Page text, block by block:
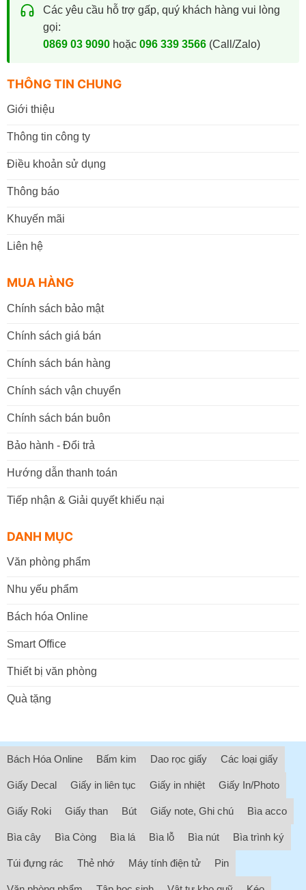
Các yêu cầu hỗ trợ gấp, quý khách hàng vui lòng
gọi:
0869 03 9090hoặc 096 339 3566(Call/Zalo)
THÔNG TIN CHUNG
Giới thiệu
Thông tin công ty
Điều khoản sử dụng
Thông báo
Khuyến mãi
Liên hệ
MUA HÀNG
Chính sách bảo mật
Chính sách giá bán
Chính sách bán hàng
Chính sách vận chuyển
Chính sách bán buôn
Bảo hành - Đổi trả
Hướng dẫn thanh toán
Tiếp nhận & Giải quyết khiếu nại
DANH MỤC
Văn phòng phẩm
Nhu yếu phẩm
Bách hóa Online
Smart Office
Thiết bị văn phòng
Quà tặng
Bách Hóa Online Bấm kim Dao rọc giấy Các loại giấy
Giấy Decal Giấy in liên tục Giấy in nhiệt Giấy In/Photo
Giấy Roki Giấy than Bút Giấy note, Ghi chú Bìa acco
Bìa cây Bìa Còng Bìa lá Bìa lỗ Bìa nút Bìa trình ký
Túi đựng rác Thẻ nhớ Máy tính điện tử Pin